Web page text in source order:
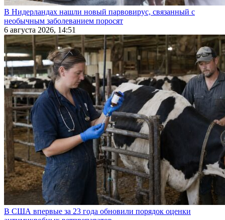
В Нидерландах нашли новый парвовирус, связанный с
необычным заболеванием поросят
6 августа 2026, 14:51
В США впервые за 23 года обновили порядок оценки